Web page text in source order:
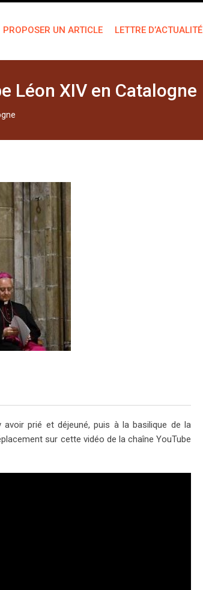
PROPOSER UN ARTICLE LETTRE D’ACTUALITÉ
Léon XIV en Catalogne
avoir prié et déjeuné, puis à la basilique de la
sur cette vidéo de la chaîne YouTube